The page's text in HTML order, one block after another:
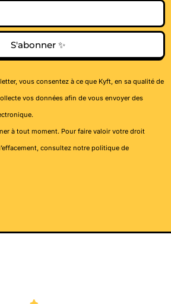
S'abonner ✨
vous consentez à ce que Kyft, en sa qualité de
vos données afin de vous envoyer des
à tout moment. Pour faire valoir votre droit
consultez notre politique de